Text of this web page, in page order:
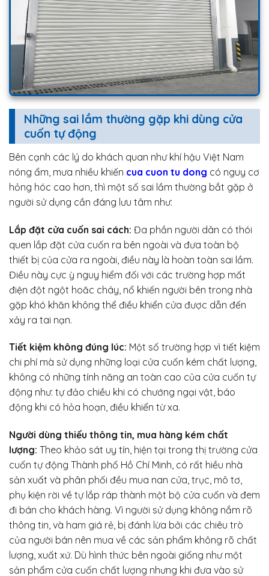
Những sai lầm thường gặp khi dùng cửa
cuốn tự động
Bên cạnh các lý do khách quan như khí hậu Việt Nam
nóng ẩm, mưa nhiều khiến cua cuon tu dong có nguy cơ
hỏng hóc cao hơn, thì một số sai lầm thường bắt gặp ở
người sử dụng cần đáng lưu tâm như:
Lắp đặt cửa cuốn sai cách: Đa phần người dân có thói
quen lắp đặt cửa cuốn ra bên ngoài và đưa toàn bộ
thiết bị của cửa ra ngoài, điều này là hoàn toàn sai lầm.
Điều này cực ỳ nguy hiểm đối với các trường hợp mất
điện đột ngột hoăc cháy, nổ khiến người bên trong nhà
gặp khó khăn không thể điều khiển cửa được dẫn đến
xảy ra tai nạn.
Tiết kiệm không đúng lúc: Một số trường hợp vì tiết kiệm
chi phí mà sử dụng những loại cửa cuốn kém chất lượng,
không có những tính năng an toàn cao của cửa cuốn tự
động như: tự đảo chiều khi có chướng ngại vật, báo
động khi có hỏa hoạn, điều khiển từ xa.
Người dùng thiếu thông tin, mua hàng kém chất
lượng: Theo khảo sát uy tín, hiện tại trong thị trường cửa
cuốn tự động Thành phố Hồ Chí Minh, có rất hiều nhà
sản xuất và phân phối đều mua nan cửa, trục, mô tơ,
phụ kiện rời về tự lắp ráp thành một bộ cửa cuốn và đem
đi bán cho khách hàng. Vì người sử dụng không nắm rõ
thông tin, và ham giá rẻ, bị đánh lừa bởi các chiêu trò
của người bán nên mua về các sản phẩm không rõ chất
lượng, xuất xứ. Dù hình thức bên ngoài giống như một
sản phẩm cửa cuốn chất lượng nhưng khi đưa vào sử